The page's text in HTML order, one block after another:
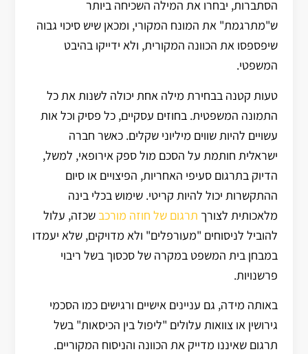
הסתברות, יבחרו את המילה השכיחה ביותר
ש"מתרגמת" את המונח המקורי, ומכאן שיש סיכוי גבוה
שיפספסו את הכוונה המקורית, ולא ידייקו בהיבט
המשפטי.
טעות קטנה בבחירת מילה אחת יכולה לשנות את כל
התמונה המשפטית. בחוזים עסקיים, כל פסיק וכל אות
עשויים להיות שווים מיליוני שקלים. כאשר חברה
ישראלית חותמת על הסכם מול ספק אירופאי, למשל,
הדיוק בתרגום סעיפי האחריות, הפיצויים או סיום
ההתקשרות יכול להיות קריטי. שימוש בכלי בינה
מלאכותית לצורך תרגום של חוזה מורכב שכזה, עלול
להוביל לניסוחים "מעורפלים" ולא מדויקים, שלא יעמדו
במבחן בית המשפט במקרה של סכסוך בשל ריבוי
פרשנויות.
באותה מידה, גם עניינים אישיים ורגישים כמו הסכמי
גירושין או צוואות עלולים "ליפול בין הכיסאות" בשל
תרגום שאיננו מדייק את הכוונה והניסוח המקוריים.